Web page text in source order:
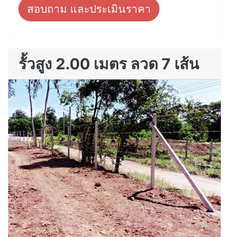
สอบถาม และประเมินราคา
รั้วสูง 2.00 เมตร ลวด 7 เส้น